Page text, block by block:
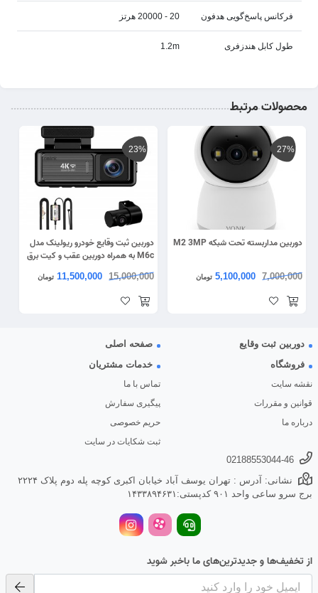
فرکانس پاسخ‌گویی هدفون 20 - 20000 هرتز
طول کابل هندزفری 1.2m
محصولات مرتبط
27%
دوربین مداربسته تحت شبکه M2 3MP
7,000,000
5,100,000 تومان
23%
دوربین ثبت وقایع خودرو ریولینک مدل
M6c به همراه دوربین عقب و کیت برق
مستقیم
15,000,000
11,500,000 تومان
دوربین ثبت وقایع
صفحه اصلی
فروشگاه
نقشه سایت
قوانین و مقررات
درباره ما
خدمات مشتریان
تماس با ما
پیگیری سفارش
حریم خصوصی
ثبت شکایات در سایت
02188553044-46
نشانی: آدرس : تهران یوسف آباد خیابان اکبری کوچه پله دوم پلاک ۲۲۲۴
برج سرو ساعی واحد ۹۰۱ کدپستی:۱۴۳۳۸۹۴۶۳۱
از تخفیف‌ها و جدیدترین‌های ما باخبر شوید